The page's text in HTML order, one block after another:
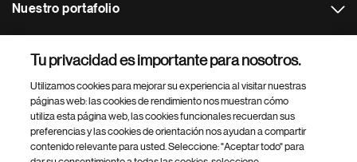
Nuestro portafolio
Footer Site Search
Tu privacidad es importante para nosotros.
Utilizamos cookies para mejorar su experiencia al visitar nuestras
páginas web: las cookies de rendimiento nos muestran cómo
utiliza esta página web, las cookies funcionales recuerdan sus
preferencias y las cookies de orientación nos ayudan a compartir
contenido relevante para usted. Seleccione: "Aceptar todo" para